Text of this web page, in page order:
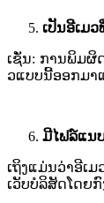
ເປັນ​ອີ​ເມ​
ເຊັ່ນ​: ການ​ພິມ​ຜິ
ວແບບ​ນີ້​ອອກ​ມາ​
ມີ​ໄຟ​ລ໌​ແນ
ເຖິງແມ່ນວ່າ​ອີ​ເ
ເວັບ​ບໍລິສັດ​ໂດຍ​